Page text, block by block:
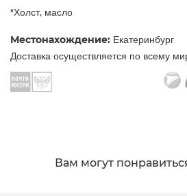
*Холст, масло
Местонахождение: Екатеринбург
Доставка осуществляется по всему
Вам могут